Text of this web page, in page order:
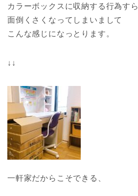
カラーボックスに収納する行為すら
面倒くさくなってしまいまして
こんな感じになっとります。
↓↓
一軒家だからこそできる、